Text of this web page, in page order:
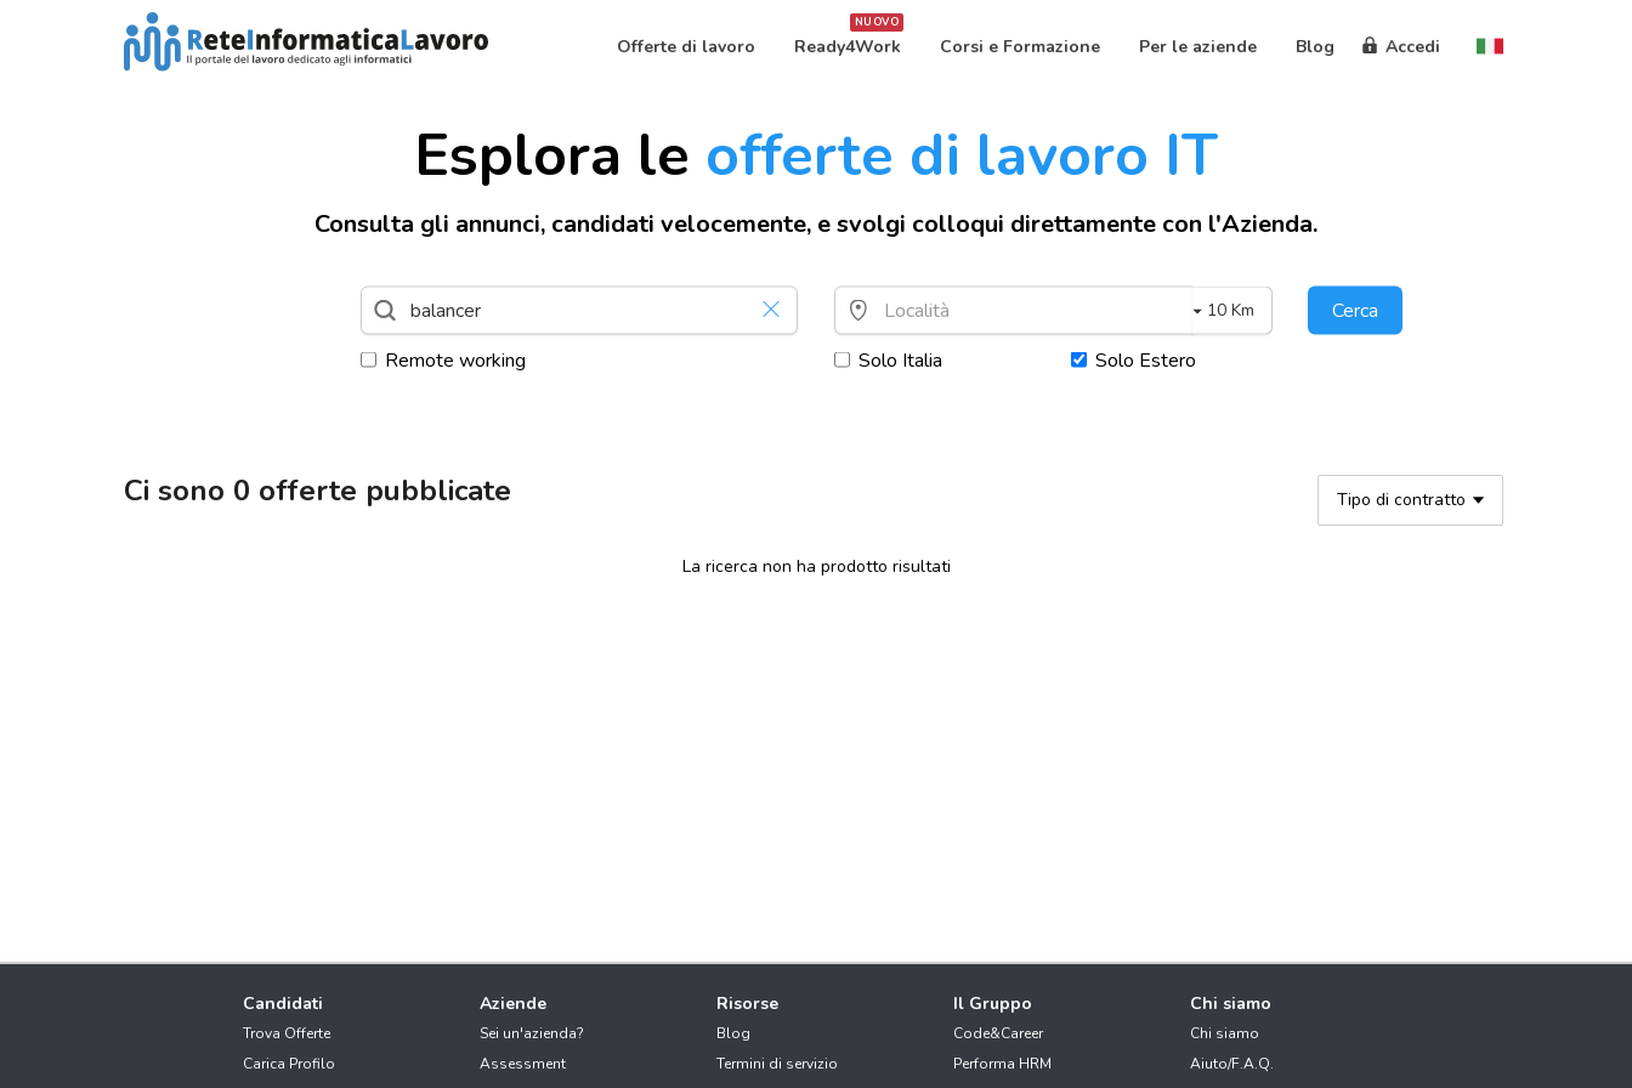
Offerte di lavoro
NUOVO
Ready4Work Corsi e Formazione Per le aziende Blog Accedi
Esplora le offerte di lavoro IT
Consulta gli annunci, candidati velocemente, e svolgi colloqui direttamente con l'Azienda.
10 Km
Cerca
Remote working
Solo Italia Solo Estero
Ci sono 0 offerte pubblicate Tipo di contratto
La ricerca non ha prodotto risultati
Candidati
Trova Offerte
Carica Profilo
Aziende
Sei un'azienda?
Assessment
Risorse
Blog
Termini di servizio
Il Gruppo
Code&Career
Performa HRM
Chi siamo
Chi siamo
Aiuto/F.A.Q.